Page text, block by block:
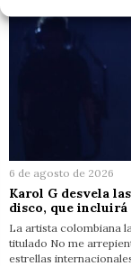
6 de agosto de 2026
Karol G desvela
disco, que incluirá
La artista colombiana
titulado No me
estrellas